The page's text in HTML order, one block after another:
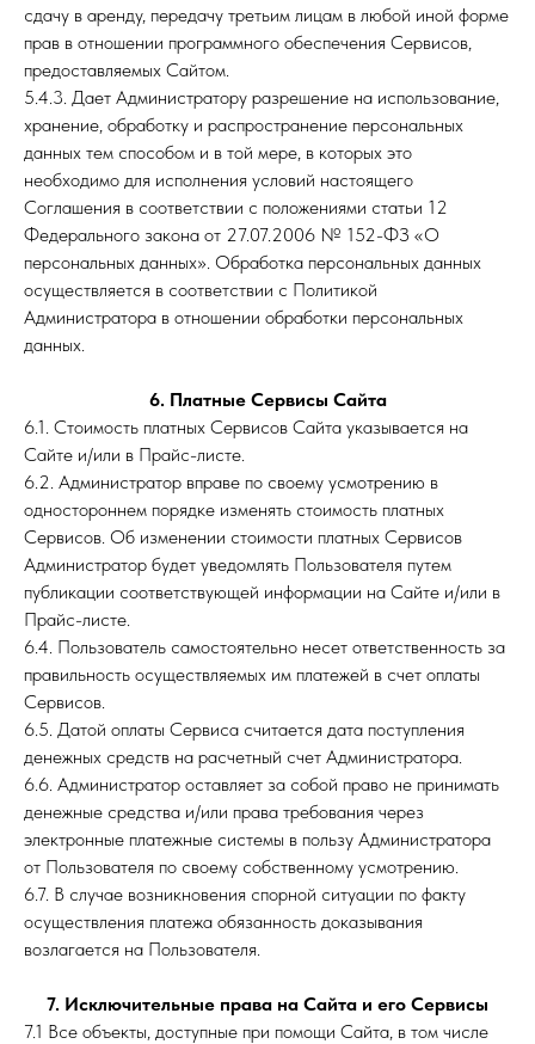
сдачу в аренду, передачу третьим лицам в любой иной форме
прав в отношении программного обеспечения Сервисов,
предоставляемых Сайтом.
5.4.3. Дает Администратору разрешение на использование,
хранение, обработку и распространение персональных
данных тем способом и в той мере, в которых это
необходимо для исполнения условий настоящего
Соглашения в соответствии с положениями статьи 12
Федерального закона от 27.07.2006 № 152-ФЗ «О
персональных данных». Обработка персональных данных
осуществляется в соответствии с Политикой
Администратора в отношении обработки персональных
данных.
6. Платные Сервисы Сайта
6.1. Стоимость платных Сервисов Сайта указывается на
Сайте и/или в Прайс-листе.
6.2. Администратор вправе по своему усмотрению в
одностороннем порядке изменять стоимость платных
Сервисов. Об изменении стоимости платных Сервисов
Администратор будет уведомлять Пользователя путем
публикации соответствующей информации на Сайте и/или в
Прайс-листе.
6.4. Пользователь самостоятельно несет ответственность за
правильность осуществляемых им платежей в счет оплаты
Сервисов.
6.5. Датой оплаты Сервиса считается дата поступления
денежных средств на расчетный счет Администратора.
6.6. Администратор оставляет за собой право не принимать
денежные средства и/или права требования через
электронные платежные системы в пользу Администратора
от Пользователя по своему собственному усмотрению.
6.7. В случае возникновения спорной ситуации по факту
осуществления платежа обязанность доказывания
возлагается на Пользователя.
7. Исключительные права на Сайта и его Сервисы
7.1 Все объекты, доступные при помощи Сайта, в том числе